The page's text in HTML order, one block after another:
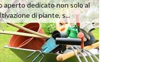
aperto dedicato non solo al
di piante, s...